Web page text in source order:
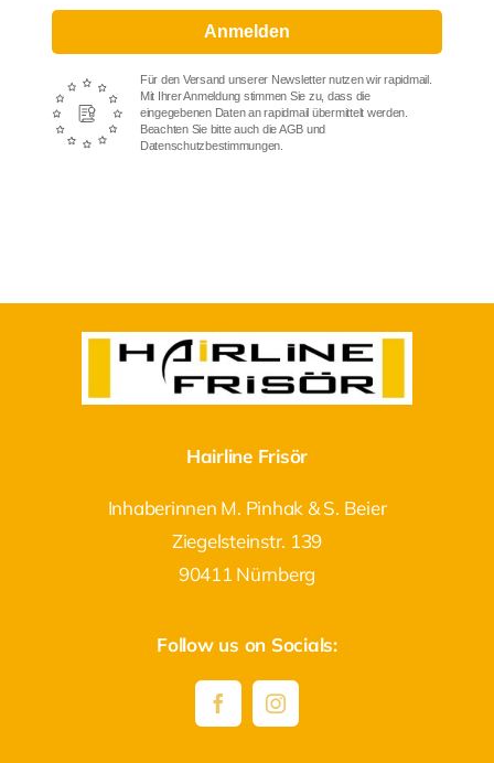
Anmelden
Für den Versand unserer Newsletter nutzen wir rapidmail.
Mit Ihrer Anmeldung stimmen Sie zu, dass die
eingegebenen Daten an rapidmail übermittelt werden.
Beachten Sie bitte auch die AGB und
Datenschutzbestimmungen.
Hairline Frisör
Inhaberinnen M. Pinhak & S. Beier
Ziegelsteinstr. 139
90411 Nürnberg
Follow us on Socials: